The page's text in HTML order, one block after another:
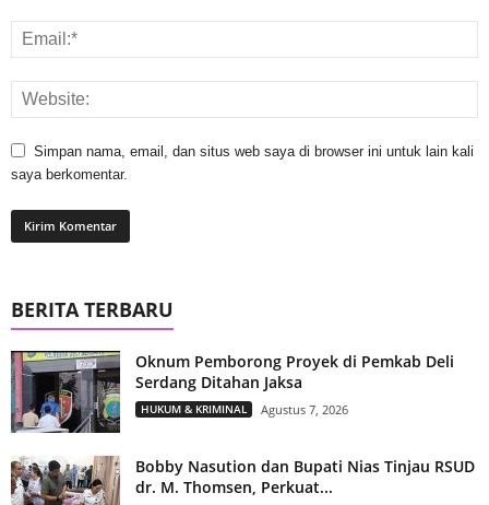
Simpan nama, email, dan situs web saya di browser ini untuk lain kali
saya berkomentar.
BERITA TERBARU
Oknum Pemborong Proyek di Pemkab Deli
Serdang Ditahan Jaksa
HUKUM & KRIMINAL Agustus 7, 2026
Bobby Nasution dan Bupati Nias Tinjau RSUD
dr. M. Thomsen, Perkuat...